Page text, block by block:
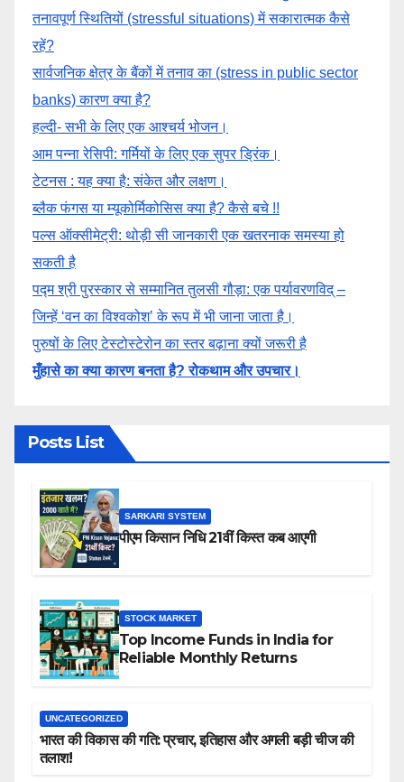
तनावपूर्ण स्थितियों (stressful situations) में सकारात्मक कैसे
रहें?
सार्वजनिक क्षेत्र के बैंकों में तनाव का (stress in public sector
banks) कारण क्या है?
हल्दी- सभी के लिए एक आश्चर्य भोजन।
आम पन्ना रेसिपी: गर्मियों के लिए एक सुपर ड्रिंक।
टेटनस : यह क्या है: संकेत और लक्षण।
ब्लैक फंगस या म्यूकोर्मिकोसिस क्या है? कैसे बचे !!
पल्स ऑक्सीमेट्री: थोड़ी सी जानकारी एक खतरनाक समस्या हो
सकती है
पद्म श्री पुरस्कार से सम्मानित तुलसी गौड़ा: एक पर्यावरणविद् –
जिन्हें ‘वन का विश्वकोश’ के रूप में भी जाना जाता है।
पुरुषों के लिए टेस्टोस्टेरोन का स्तर बढ़ाना क्यों जरूरी है
मुँहासे का क्या कारण बनता है? रोकथाम और उपचार।
Posts List
SARKARI SYSTEM
पीएम किसान निधि 21वीं किस्त कब आएगी
STOCK MARKET
Top Income Funds in India for
Reliable Monthly Returns
UNCATEGORIZED
भारत की विकास की गति: प्रचार, इतिहास और अगली बड़ी चीज की
तलाश!